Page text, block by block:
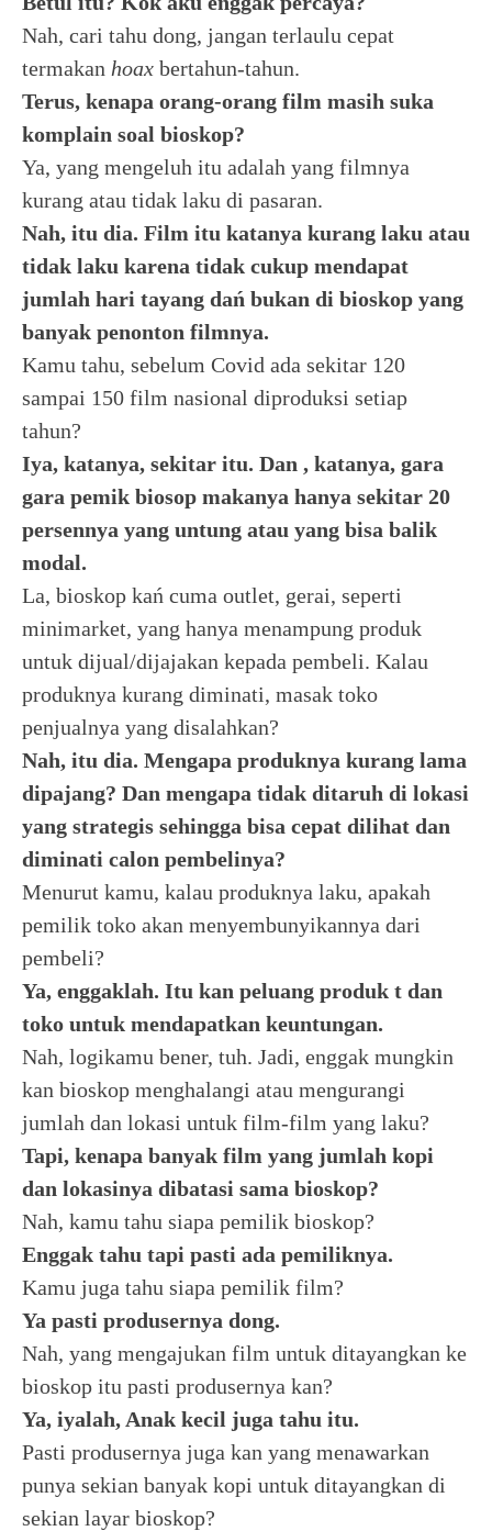
Nah, cari tahu dong, jangan terlaulu cepat
termakan hoax bertahun-tahun.
Terus, kenapa orang-orang film masih suka
komplain soal bioskop?
Ya, yang mengeluh itu adalah yang filmnya
kurang atau tidak laku di pasaran.
Nah, itu dia. Film itu katanya kurang laku atau
tidak laku karena tidak cukup mendapat
jumlah hari tayang dań bukan di bioskop yang
banyak penonton filmnya.
Kamu tahu, sebelum Covid ada sekitar 120
sampai 150 film nasional diproduksi setiap
tahun?
Iya, katanya, sekitar itu. Dan , katanya, gara
gara pemik biosop makanya hanya sekitar 20
persennya yang untung atau yang bisa balik
modal.
La, bioskop kań cuma outlet, gerai, seperti
minimarket, yang hanya menampung produk
untuk dijual/dijajakan kepada pembeli. Kalau
produknya kurang diminati, masak toko
penjualnya yang disalahkan?
Nah, itu dia. Mengapa produknya kurang lama
dipajang? Dan mengapa tidak ditaruh di lokasi
yang strategis sehingga bisa cepat dilihat dan
diminati calon pembelinya?
Menurut kamu, kalau produknya laku, apakah
pemilik toko akan menyembunyikannya dari
pembeli?
Ya, enggaklah. Itu kan peluang produk t dan
toko untuk mendapatkan keuntungan.
Nah, logikamu bener, tuh. Jadi, enggak mungkin
kan bioskop menghalangi atau mengurangi
jumlah dan lokasi untuk film-film yang laku?
Tapi, kenapa banyak film yang jumlah kopi
dan lokasinya dibatasi sama bioskop?
Nah, kamu tahu siapa pemilik bioskop?
Enggak tahu tapi pasti ada pemiliknya.
Kamu juga tahu siapa pemilik film?
Ya pasti produsernya dong.
Nah, yang mengajukan film untuk ditayangkan ke
bioskop itu pasti produsernya kan?
Ya, iyalah, Anak kecil juga tahu itu.
Pasti produsernya juga kan yang menawarkan
punya sekian banyak kopi untuk ditayangkan di
sekian layar bioskop?